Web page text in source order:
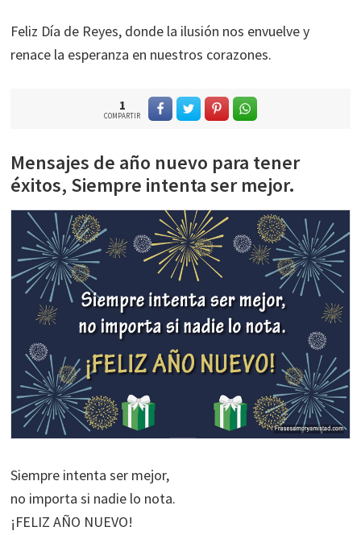
Feliz Día de Reyes, donde la ilusión nos envuelve y
renace la esperanza en nuestros corazones.
1
COMPARTIR
Mensajes de año nuevo para tener
éxitos, Siempre intenta ser mejor.
Siempre intenta ser mejor,
no importa si nadie lo nota.
¡FELIZ AÑO NUEVO!